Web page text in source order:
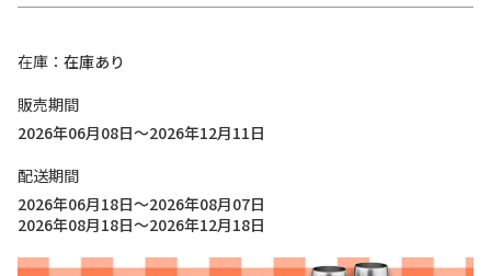
在庫
在庫あり
販売期間
2026年06月08日～2026年12月11日
配送期間
2026年06月18日～2026年08月07日
2026年08月18日～2026年12月18日